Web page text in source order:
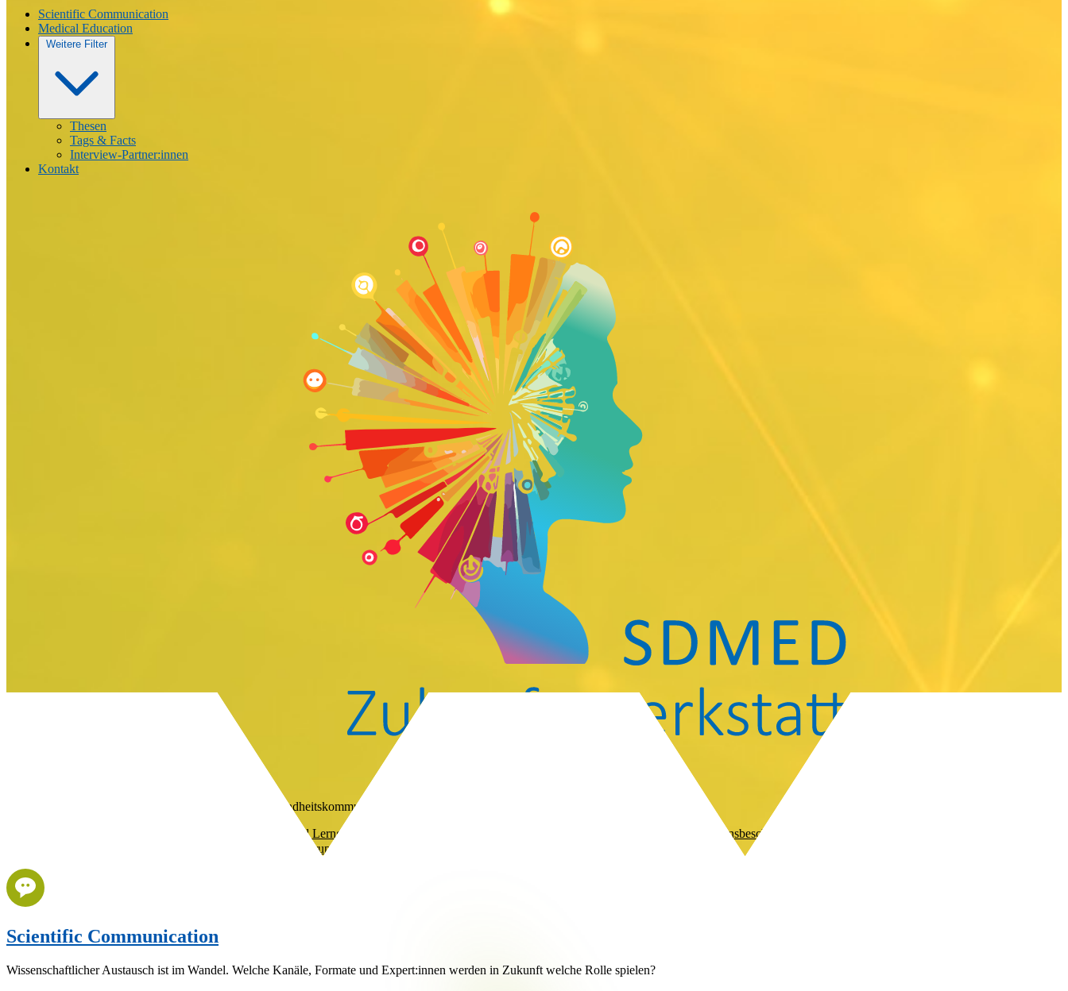
Scientific Communication
Medical Education
Weitere Filter
Thesen
Tags & Facts
Interview-Partner:innen
Kontakt
360°-Blicke auf Trends und Entwicklungen in der Gesundheits­kommunikation
Im Gesundheitswesen verändern sich Kommunikations- und Lerngewohnheiten, sowie die Vorlieben in der Zusammenarbeit und der Informationsbeschaffungen immer schneller. Wie, womit und auf welchen
Kanälen kann die Pharmaindustrie auch in Zukunft ihre Zielgruppen und Ziele erreichen? Die SDMED Zukunftswerkstatt gibt Antworten. … [➜]
Scientific Communication
Wissenschaftlicher Austausch ist im Wandel. Welche Kanäle, Formate und Expert:innen werden in Zukunft welche Rolle spielen?